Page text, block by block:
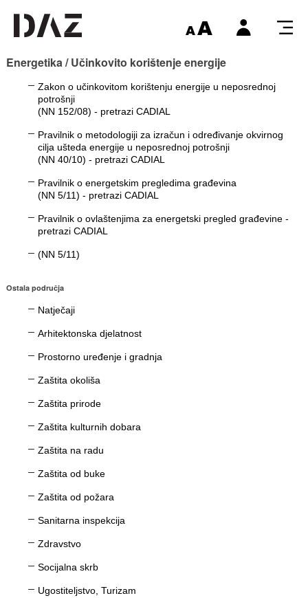
Energetika / Učinkovito korištenje energije
Zakon o učinkovitom korištenju energije u neposrednoj
potrošnji
(NN 152/08) - pretrazi CADIAL
Pravilnik o metodologiji za izračun i određivanje okvirnog
cilja ušteda energije u neposrednoj potrošnji
(NN 40/10) - pretrazi CADIAL
Pravilnik o energetskim pregledima građevina
(NN 5/11) - pretrazi CADIAL
Pravilnik o ovlaštenjima za energetski pregled građevine -
pretrazi CADIAL
(NN 5/11)
Ostala područja
Natječaji
Arhitektonska djelatnost
Prostorno uređenje i gradnja
Zaštita okoliša
Zaštita prirode
Zaštita kulturnih dobara
Zaštita na radu
Zaštita od buke
Zaštita od požara
Sanitarna inspekcija
Zdravstvo
Socijalna skrb
Ugostiteljstvo, Turizam